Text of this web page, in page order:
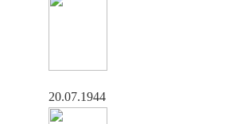
20.07.1944